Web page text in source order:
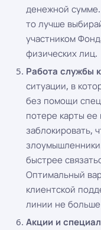
денежной
то лучше
участником
физических лиц.
Работа службы
ситуации, в
без помощи
потере карты
заблокировать,
быстрее
Оптимальный
клиентской
линии не
Акции и